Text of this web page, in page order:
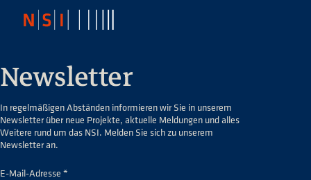
Newsletter
In regelmäßigen Abständen informieren wir Sie in unserem
Newsletter über neue Projekte, aktuelle Meldungen und alles
Weitere rund um das NSI. Melden Sie sich zu unserem
Newsletter an.
E-Mail-Adresse *